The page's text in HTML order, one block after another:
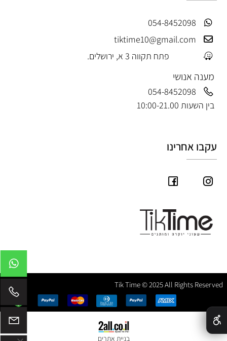
054-8452098
tiktime10@gmail.com
פתח תקווה 3 א, ירושלים.
מענה אנושי
054-8452098
בין השעות 10:00-21.00
עקבו אחרינו
Tik Time © 2025 All Rights Reserved
בניית אתרים